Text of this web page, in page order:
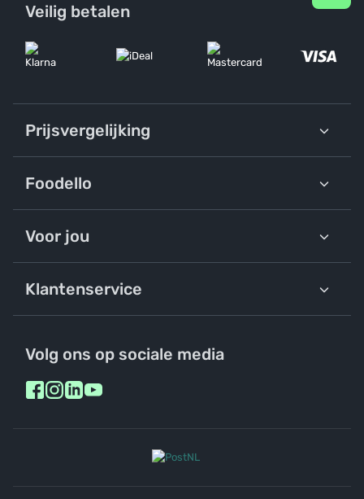
Veilig betalen
Prijsvergelijking
Foodello
Voor jou
Klantenservice
Volg ons op sociale media